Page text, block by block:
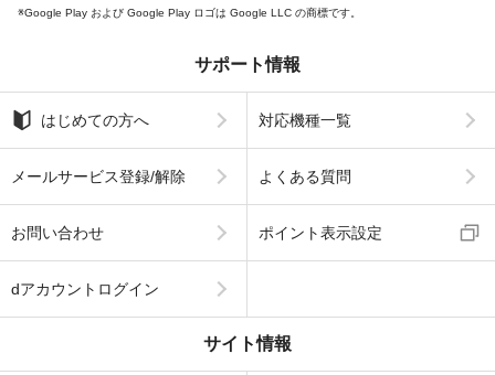
Google Play および Google Play ロゴは Google LLC の商標です。
サポート情報
はじめての方へ 対応機種一覧
メールサービス登録/解除 よくある質問
お問い合わせ ポイント表示設定
dアカウントログイン
サイト情報